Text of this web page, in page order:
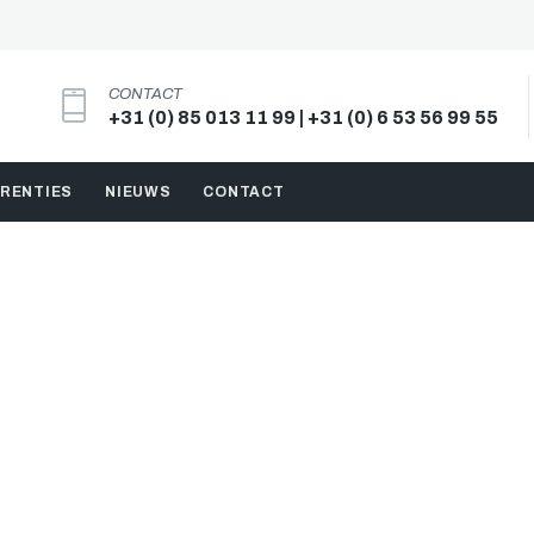
CONTACT
+31 (0) 85 013 11 99 | +31 (0) 6 53 56 99 55
NIEUWS CONTACT